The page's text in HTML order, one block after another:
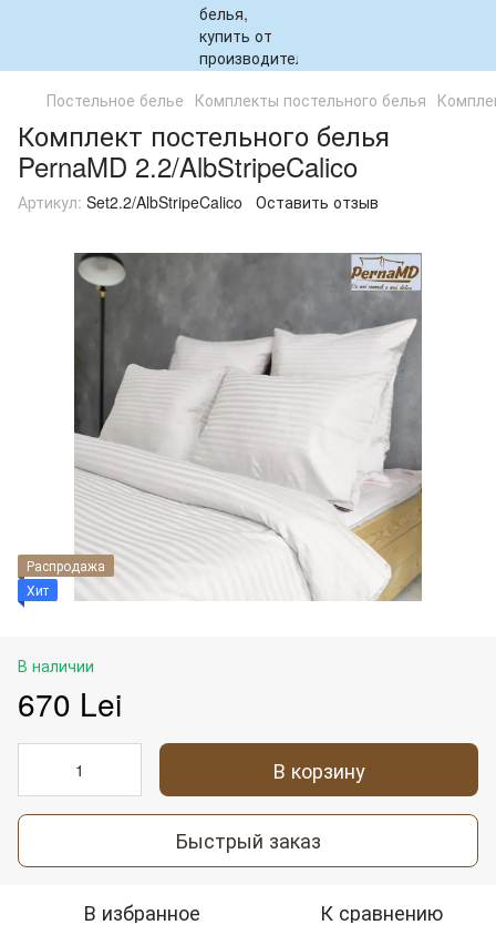
Постельное белье Комплекты постельного белья
Комплект постельного белья
PernaMD 2.2/AlbStripeCalico
Артикул: Set2.2/AlbStripeCalico Оставить отзыв
Распродажа
Хит
В наличии
670 Lei
В корзину
Быстрый заказ
В избранное К сравнению